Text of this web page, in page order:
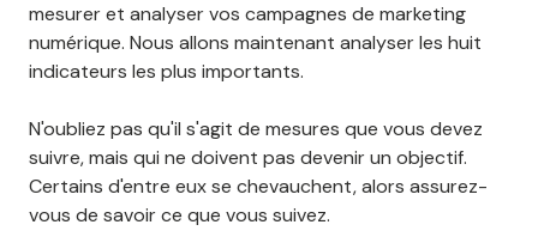
mesurer et analyser vos campagnes de marketing
numérique. Nous allons maintenant analyser les huit
indicateurs les plus importants.
N'oubliez pas qu'il s'agit de mesures que vous devez
suivre, mais qui ne doivent pas devenir un objectif.
Certains d'entre eux se chevauchent, alors assurez-
vous de savoir ce que vous suivez.